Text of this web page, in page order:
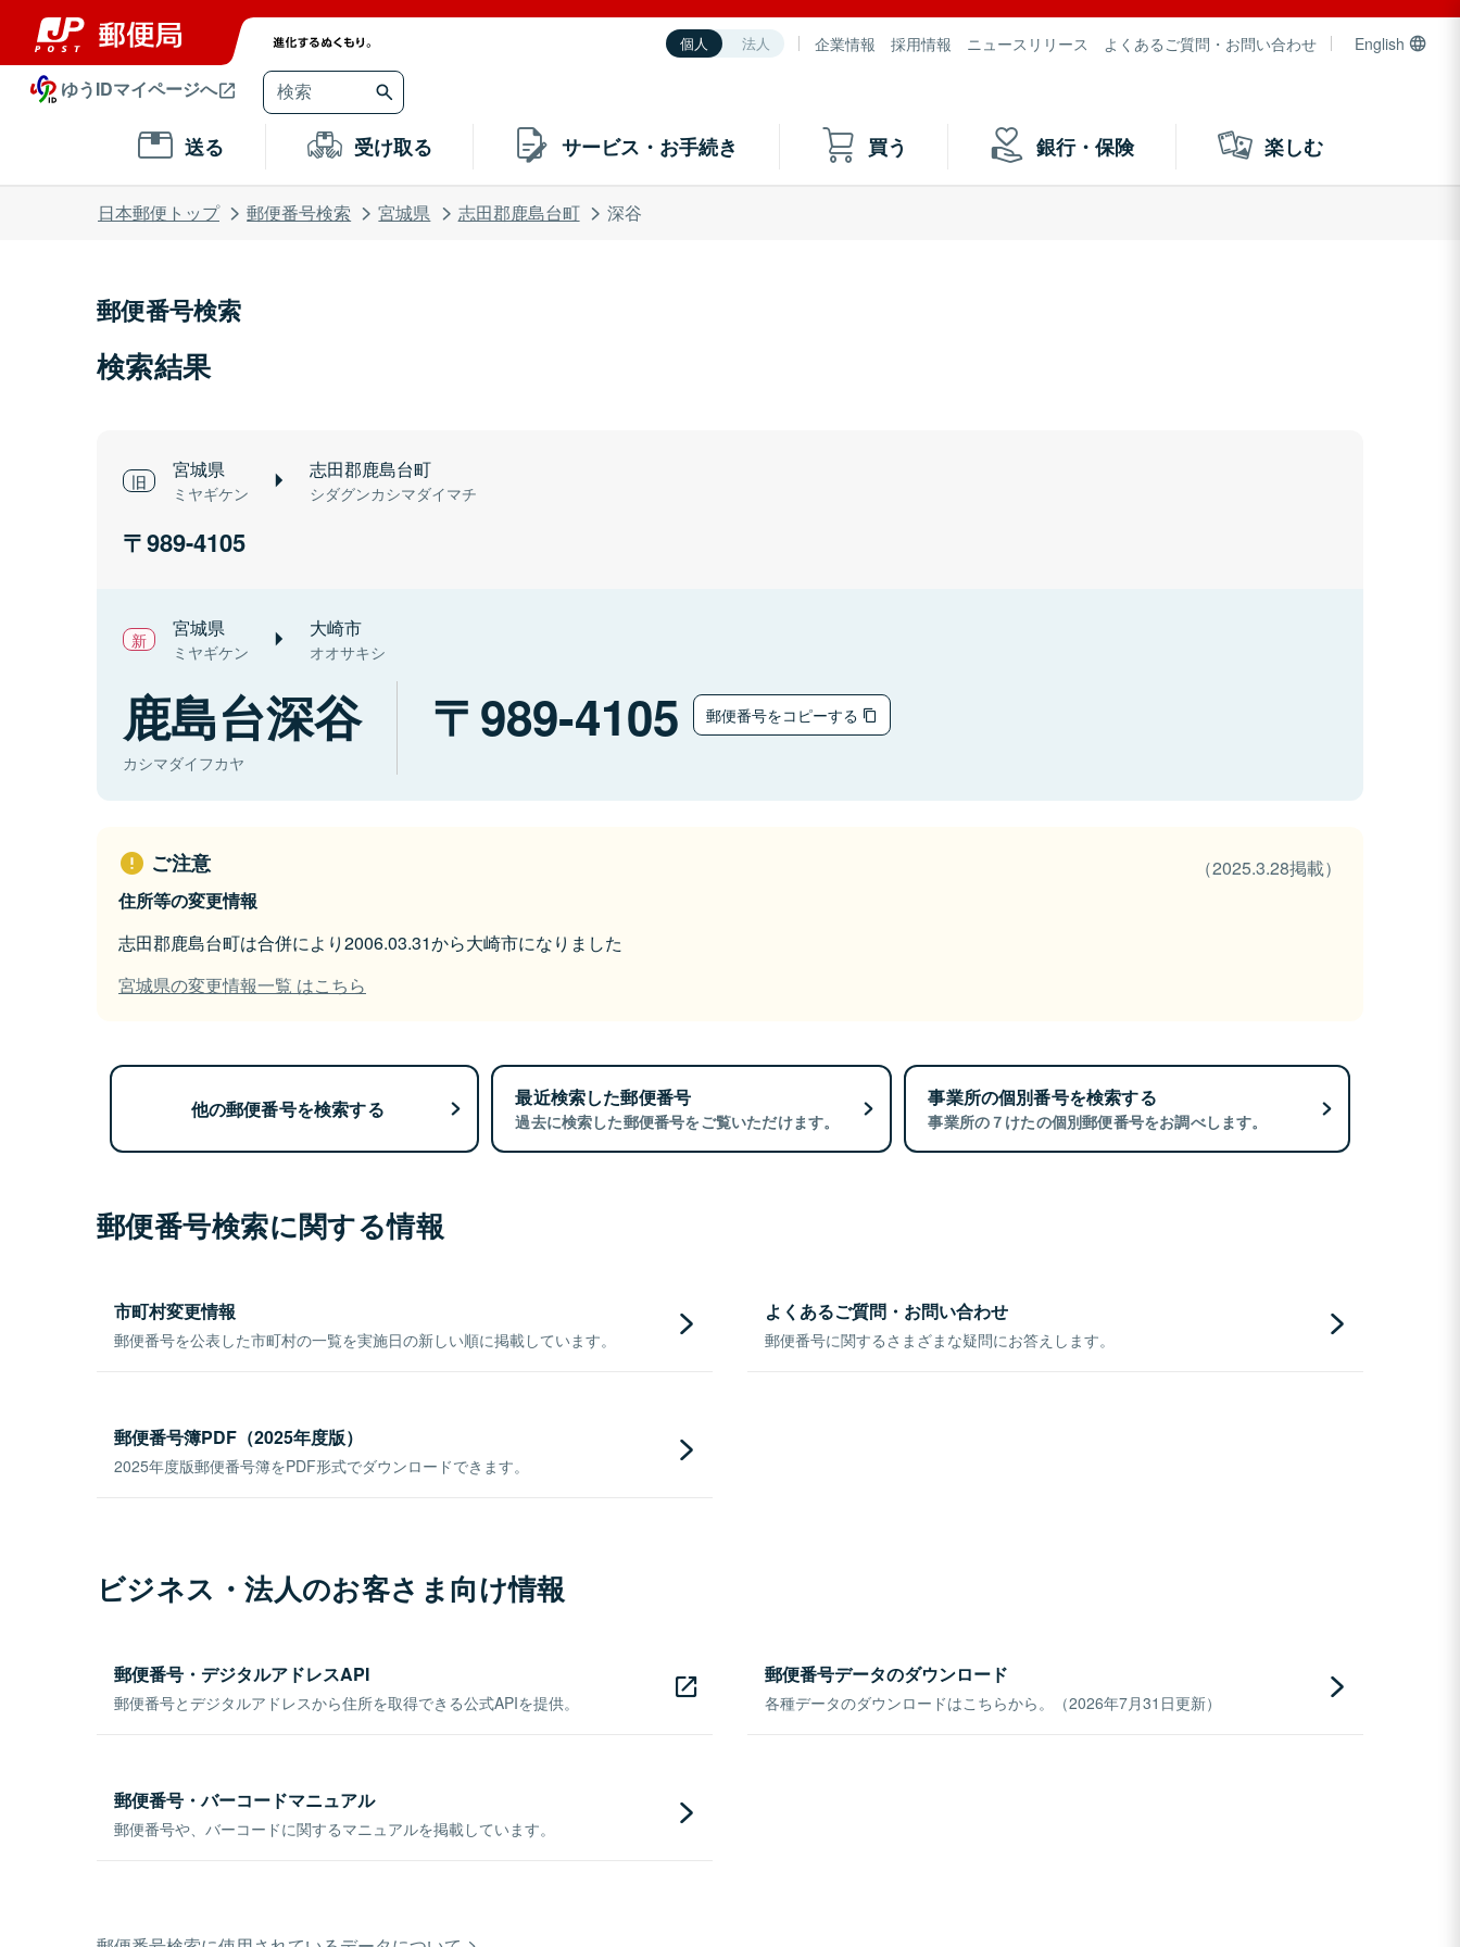
個人 法人 企業情報 採用情報 ニュースリリース よくあるご質問・お問い合わせ English
ゆうIDマイページへ
送る 受け取る サービス・お手続き 買う 銀行・保険 楽しむ
日本郵便トップ 郵便番号検索 宮城県 志田郡鹿島台町 深谷
郵便番号検索
検索結果
宮城県
ミヤギケン
志田郡鹿島台町
シダグンカシマダイマチ
989-4105
宮城県
ミヤギケン
大崎市
オオサキシ
鹿島台深谷
カシマダイフカヤ
989-4105 郵便番号をコピーする
ご注意
（2025.3.28掲載）
住所等の変更情報
志田郡鹿島台町は合併により2006.03.31から大崎市になりました
宮城県の変更情報一覧 はこちら
他の郵便番号を検索する 最近検索した郵便番号
過去に検索した郵便番号をご覧いただけます。
事業所の個別番号を検索する
事業所の７けたの個別郵便番号をお調べします。
郵便番号検索に関する情報
市町村変更情報
郵便番号を公表した市町村の一覧を実施日の新しい順に掲載しています。
よくあるご質問・お問い合わせ
郵便番号に関するさまざまな疑問にお答えします。
郵便番号簿PDF（2025年度版）
2025年度版郵便番号簿をPDF形式でダウンロードできます。
ビジネス・法人のお客さま向け情報
郵便番号・デジタルアドレスAPI
郵便番号とデジタルアドレスから住所を取得できる公式APIを提供。
郵便番号データのダウンロード
各種データのダウンロードはこちらから。（2026年7月31日更新）
郵便番号・バーコードマニュアル
郵便番号や、バーコードに関するマニュアルを掲載しています。